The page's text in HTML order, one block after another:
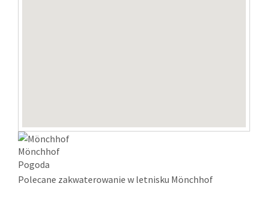
Mönchhof
Pogoda
Polecane zakwaterowanie w letnisku Mönchhof